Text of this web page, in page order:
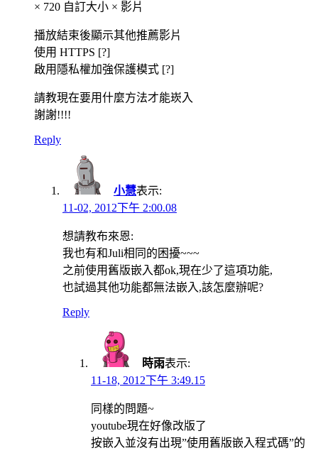
× 720 自訂大小 × 影片
播放結束後顯示其他推薦影片
使用 HTTPS [?]
啟用隱私權加強保護模式 [?]
請教現在要用什麼方法才能崁入
謝謝!!!!
Reply
小慧表示:
11-02, 2012下午 2:00.08
想請教布來恩:
我也有和Juli相同的困擾~~~
之前使用舊版嵌入都ok,現在少了這項功能,
也試過其他功能都無法嵌入,該怎麼辦呢?
Reply
時雨表示:
11-18, 2012下午 3:49.15
同樣的問題~
youtube現在好像改版了
按嵌入並沒有出現”使用舊版嵌入程式碼”的